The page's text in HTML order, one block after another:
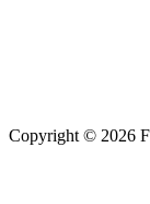
Copyright © 2026